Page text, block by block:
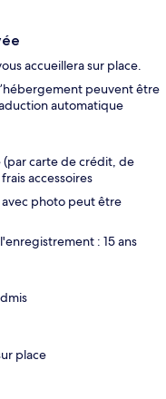
accueillera sur place.
peuvent être
automatique
carte de crédit, de
accessoires
photo peut être
: 15 ans
place